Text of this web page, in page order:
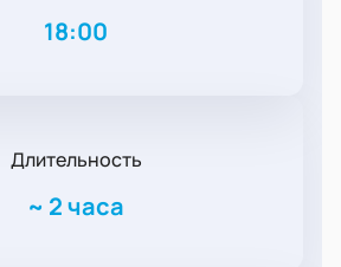
18:00
Длительность
~ 2 часа